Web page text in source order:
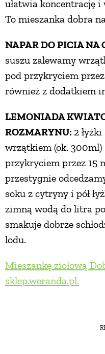
ułatwia koncentrację i
To mieszanka dobra
NAPAR DO PICIA NA
suszu zalewamy
pod przykryciem
również z dodatkiem
LEMONIADA
ROZMARYNU: 2
wrzątkiem (ok.
przykryciem przez 15
przestygnie
soku z cytryny i pół
zimną wodą do litra
smakuje dobrze
lodu.
Mieszankę ziołową
sklep.weranda.pl.